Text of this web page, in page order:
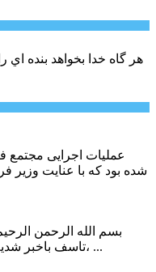
هر گاه خدا بخواهد بنده اي
شده بود که با عنایت وزیر
بسم الله الرحمن الرحیم
تاسف باخبر شدیم هنرمند برجسته ایران و فرزند اردبیل، ...